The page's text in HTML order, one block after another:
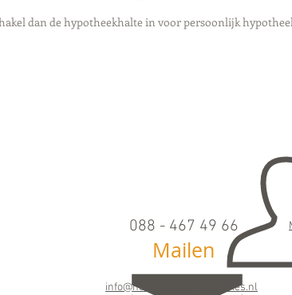
dan de hypotheekhalte in voor persoonlijk
088 - 467 49 66
Maandag t/m vrijdag:
09.00 - 17.00 uur
Mailen
info@horizonfinancieeladvies.nl